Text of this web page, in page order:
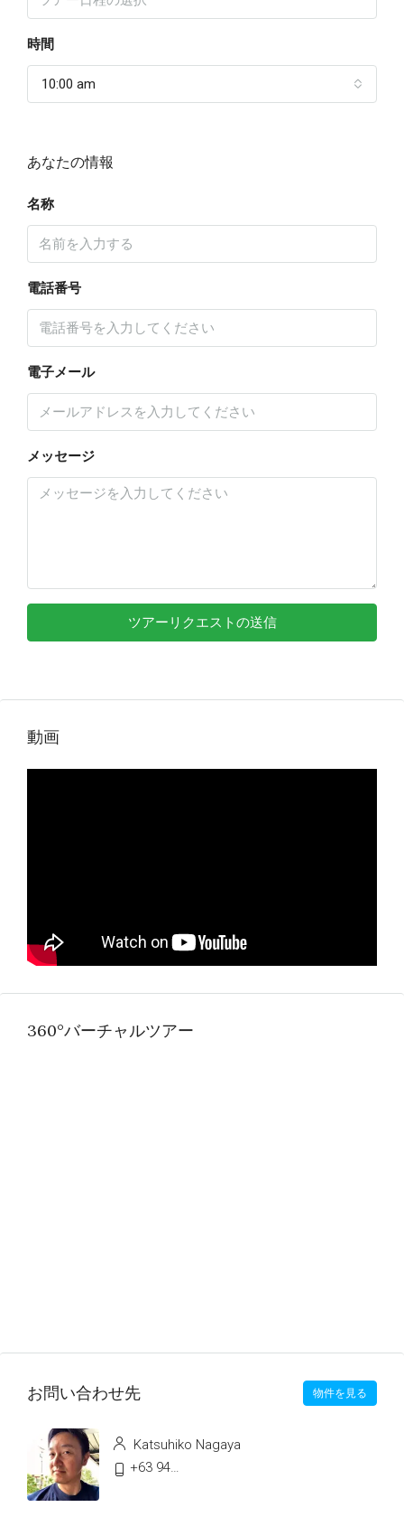
時間
10:00 am
あなたの情報
名称
電話番号
電子メール
メッセージ
ツアーリクエストの送信
動画
360°バーチャルツアー
お問い合わせ先 物件を見る
Katsuhiko Nagaya
+63 9478991496